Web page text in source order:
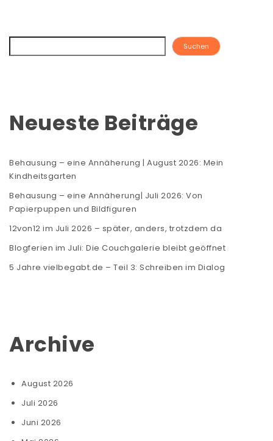
Suchen
Neueste Beiträge
Behausung – eine Annäherung | August 2026: Mein
Kindheitsgarten
Behausung – eine Annäherung| Juli 2026: Von
Papierpuppen und Bildfiguren
12von12 im Juli 2026 – später, anders, trotzdem da
Blogferien im Juli: Die Couchgalerie bleibt geöffnet
5 Jahre vielbegabt.de – Teil 3: Schreiben im Dialog
Archive
August 2026
Juli 2026
Juni 2026